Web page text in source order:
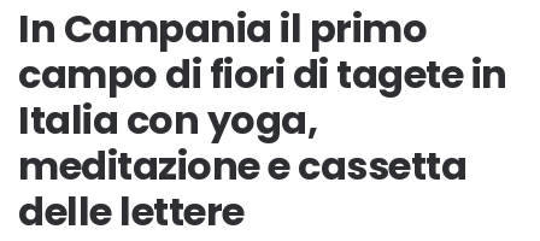
In Campania il primo
campo di fiori di tagete in
Italia con yoga,
meditazione e cassetta
delle lettere